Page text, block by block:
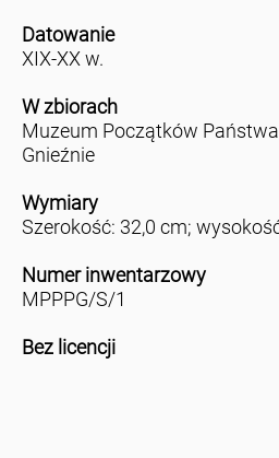
Datowanie
XIX-XX w.
W zbiorach
Muzeum Początków
Gnieźnie
Wymiary
Szerokość: 32,0 cm;
Numer inwentarzowy
MPPPG/S/1
Bez licencji